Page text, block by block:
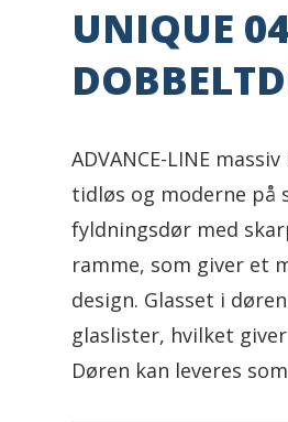
UNIQUE
ADVANCE-LINE
tidløs og moderne på
fyldningsdør med
ramme, som giver et
design. Glasset i
glaslister, hvilket
Døren kan leveres